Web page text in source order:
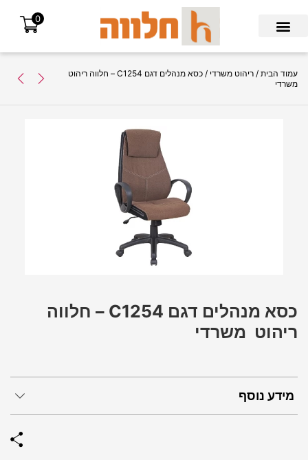
0
עמוד הבית / ריהוט משרדי
/ כסא מנהלים דגם C1254 – חלווה ריהוט
משרדי
מידע נוסף
כסא מנהלים דגם C1254 – חלווה
ריהוט משרדי